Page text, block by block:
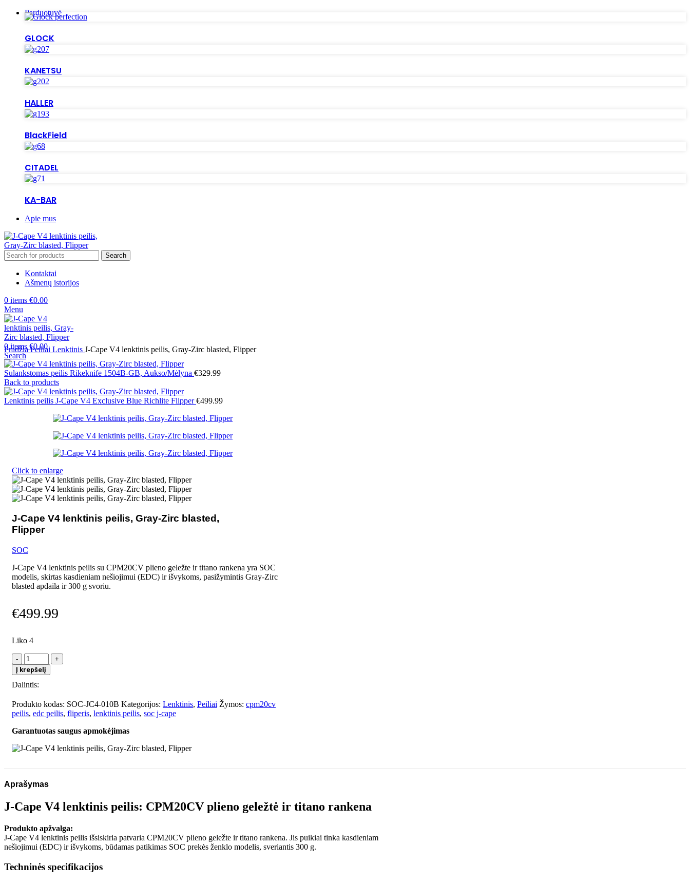
Parduotuvė
GLOCK
KANETSU
HALLER
BlackField
CITADEL
KA-BAR
Apie mus
Search
Kontaktai
Ašmenų istorijos
0 items €0.00
Menu
0items €0.00
Search
PradžiaPeiliai Lenktinis J-Cape V4 lenktinis peilis, Gray-Zirc blasted, Flipper
Sulankstomas peilis Rikeknife 1504B-GB, Aukso/Mėlyna €329.99
Back to products
Lenktinis peilis J-Cape V4 Exclusive Blue Richlite Flipper€499.99
Click to enlarge
J-Cape V4 lenktinis peilis, Gray-Zirc blasted,
Flipper
SOC
J-Cape V4 lenktinis peilis su CPM20CV plieno geležte ir titano rankena yra SOC
modelis, skirtas kasdieniam nešiojimui (EDC) ir išvykoms, pasižymintis Gray-Zirc
blasted apdaila ir 300 g svoriu.
€499.99
Liko 4
produkto
kiekis:
J-
Cape
lenktinis
peilis,
Zirc
Flipper
Į krepšelį
Dalintis:
Produkto kodas: SOC-JC4-010B Kategorijos: Lenktinis, Peiliai Žymos: cpm20cv
peilis, edc peilis, fliperis, lenktinis peilis, soc j-cape
Garantuotas saugus apmokėjimas
Aprašymas
J-Cape V4 lenktinis peilis: CPM20CV plieno geležtė ir titano rankena
Produkto apžvalga:
J-Cape V4 lenktinis peilis išsiskiria patvaria CPM20CV plieno geležte ir titano rankena. Jis puikiai tinka kasdieniam
nešiojimui (EDC) ir išvykoms, būdamas patikimas SOC prekės ženklo modelis, sveriantis 300 g.
Techninės specifikacijos